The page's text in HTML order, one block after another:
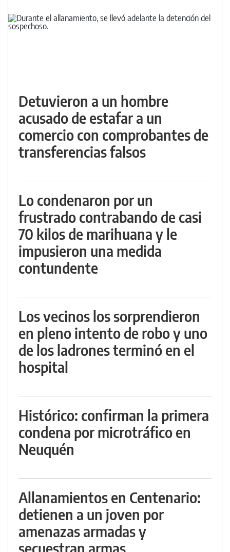
Detuvieron a un hombre
acusado de estafar a un
comercio con comprobantes de
transferencias falsos
Lo condenaron por un
frustrado contrabando de casi
70 kilos de marihuana y le
impusieron una medida
contundente
Los vecinos los sorprendieron
en pleno intento de robo y uno
de los ladrones terminó en el
hospital
Histórico: confirman la primera
condena por microtráfico en
Neuquén
Allanamientos en Centenario:
detienen a un joven por
amenazas armadas y
secuestran armas